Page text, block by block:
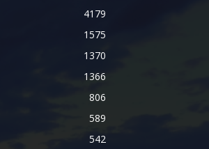
4179
1575
1370
1366
806
589
542